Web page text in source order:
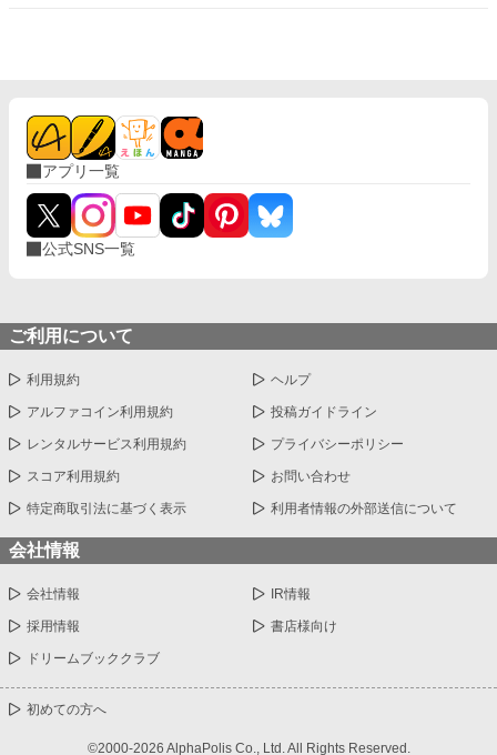
アプリ一覧
公式SNS一覧
ご利用について
利用規約 ヘルプ
アルファコイン利用規約 投稿ガイドライン
レンタルサービス利用規約 プライバシーポリシー
スコア利用規約 お問い合わせ
特定商取引法に基づく表示 利用者情報の外部送信について
会社情報
会社情報 IR情報
採用情報 書店様向け
ドリームブッククラブ
初めての方へ
©2000-2026 AlphaPolis Co., Ltd. All Rights Reserved.